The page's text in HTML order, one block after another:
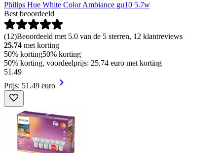
Philips Hue White Color Ambiance gu10 5.7w
Best beoordeeld
(12)Beoordeeld met 5.0 van de 5 sterren, 12 klantreviews
25.74 met korting
50% korting50% korting
50% korting, voordeelprijs: 25.74 euro met korting
51 .49
Prijs: 51.49 euro